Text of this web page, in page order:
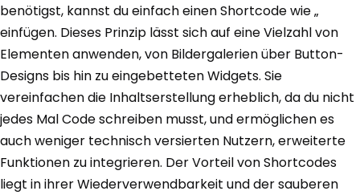
benötigst, kannst du einfach einen Shortcode wie „
einfügen. Dieses Prinzip lässt sich auf eine Vielzahl von
Elementen anwenden, von Bildergalerien über Button-
Designs bis hin zu eingebetteten Widgets. Sie
vereinfachen die Inhaltserstellung erheblich, da du nicht
jedes Mal Code schreiben musst, und ermöglichen es
auch weniger technisch versierten Nutzern, erweiterte
Funktionen zu integrieren. Der Vorteil von Shortcodes
liegt in ihrer Wiederverwendbarkeit und der sauberen